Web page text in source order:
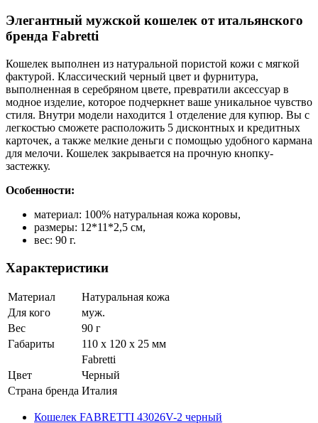
Элегантный мужской кошелек от итальянского
бренда Fabretti
Кошелек выполнен из натуральной пористой кожи с мягкой
фактурой. Классический черный цвет и фурнитура,
выполненная в серебряном цвете, превратили аксессуар в
модное изделие, которое подчеркнет ваше уникальное чувство
стиля. Внутри модели находится 1 отделение для купюр. Вы с
легкостью сможете расположить 5 дисконтных и кредитных
карточек, а также мелкие деньги с помощью удобного кармана
для мелочи. Кошелек закрывается на прочную кнопку-
застежку.
Особенности:
материал: 100% натуральная кожа коровы,
размеры: 12*11*2,5 см,
вес: 90 г.
Характеристики
Материал
Натуральная кожа
Для кого
муж.
Вес
90 г
Габариты
110 x 120 x 25 мм
Fabretti
Цвет
Черный
Страна бренда Италия
Кошелек FABRETTI 43026V-2 черный